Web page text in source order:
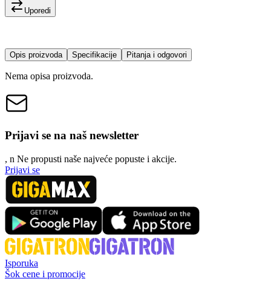
Uporedi
Opis proizvoda Specifikacije Pitanja i odgovori
Nema opisa proizvoda.
Prijavi se na naš newsletter
, n Ne propusti naše najveće popuste i akcije.
Prijavi se
Isporuka
Šok cene i promocije